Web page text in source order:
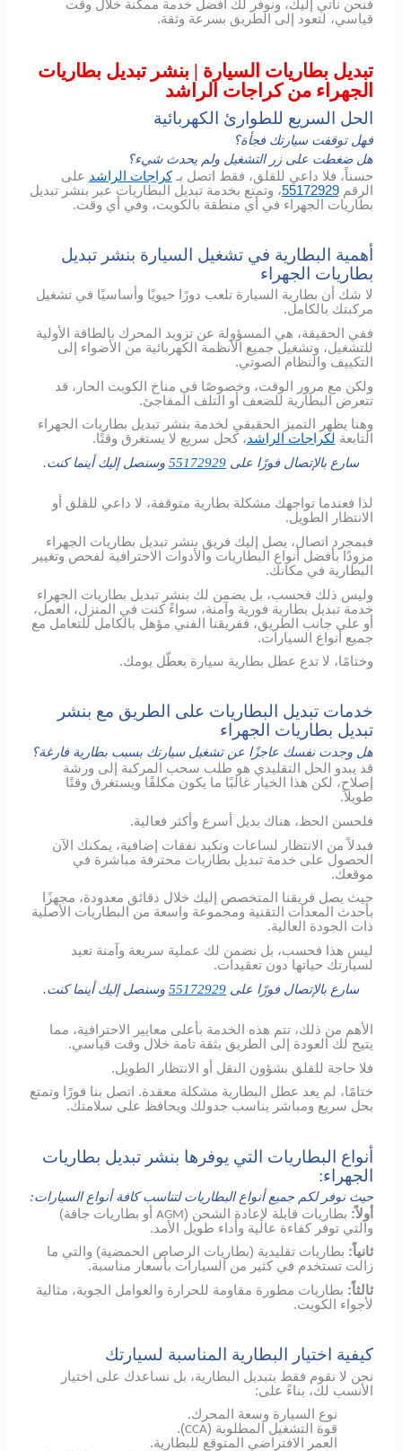
فنحن نأتي إليك، ونوفر لك أفضل خدمة ممكنة خلال وقت
قياسي، لتعود إلى الطريق بسرعة وثقة.
تبديل بطاريات السيارة | بنشر تبديل بطاريات
الجهراء من كراجات الراشد
الحل السريع للطوارئ الكهربائية
فهل توقفت سيارتك فجأة؟
هل ضغطت على زر التشغيل ولم يحدث شيء؟
حسناً، فلا داعي للقلق، فقط اتصل بـكراجات الراشد على
الرقم55172929، وتمتع بخدمة تبديل البطاريات عبر بنشر تبديل
بطاريات الجهراء في أي منطقة بالكويت، وفي أي وقت.
أهمية البطارية في تشغيل السيارة بنشر تبديل
بطاريات الجهراء
لا شك أن بطارية السيارة تلعب دورًا حيويًا وأساسيًا في تشغيل
مركبتك بالكامل.
ففي الحقيقة، هي المسؤولة عن تزويد المحرك بالطاقة الأولية
للتشغيل، وتشغيل جميع الأنظمة الكهربائية من الأضواء إلى
التكييف والنظام الصوتي.
ولكن مع مرور الوقت، وخصوصًا في مناخ الكويت الحار، قد
تتعرض البطارية للضعف أو التلف المفاجئ.
وهنا يظهر التميز الحقيقي لخدمة بنشر تبديل بطاريات الجهراء
التابعة لكراجات الراشد، كحل سريع لا يستغرق وقتًا.
سارع بالإتصال فورًا على 55172929 وسنصل إليك أينما كنت.
لذا فعندما تواجهك مشكلة بطارية متوقفة، لا داعي للقلق أو
الانتظار الطويل.
فبمجرد اتصال، يصل إليك فريق بنشر تبديل بطاريات الجهراء
مزودًا بأفضل أنواع البطاريات والأدوات الاحترافية لفحص وتغيير
البطارية في مكانك.
وليس ذلك فحسب، بل يضمن لك بنشر تبديل بطاريات الجهراء
خدمة تبديل بطارية فورية وآمنة، سواءً كنت في المنزل، العمل،
أو على جانب الطريق، ففريقنا الفني مؤهل بالكامل للتعامل مع
جميع أنواع السيارات.
وختامًا، لا تدع عطل بطارية سيارة يعطّل يومك.
خدمات تبديل البطاريات على الطريق مع بنشر
تبديل بطاريات الجهراء
هل وجدت نفسك عاجزًا عن تشغيل سيارتك بسبب بطارية فارغة؟
قد يبدو الحل التقليدي هو طلب سحب المركبة إلى ورشة
إصلاح، لكن هذا الخيار غالبًا ما يكون مكلفًا ويستغرق وقتًا
طويلاً.
فلحسن الحظ، هناك بديل أسرع وأكثر فعالية.
فبدلاً من الانتظار لساعات وتكبد نفقات إضافية، يمكنك الآن
الحصول على خدمة تبديل بطاريات محترفة مباشرة في
موقعك.
حيث يصل فريقنا المتخصص إليك خلال دقائق معدودة، مجهزًا
بأحدث المعدات التقنية ومجموعة واسعة من البطاريات الأصلية
ذات الجودة العالية.
ليس هذا فحسب، بل نضمن لك عملية سريعة وآمنة تعيد
لسيارتك حياتها دون تعقيدات.
سارع بالإتصال فورًا على 55172929 وسنصل إليك أينما كنت.
الأهم من ذلك، تتم هذه الخدمة بأعلى معايير الاحترافية، مما
يتيح لك العودة إلى الطريق بثقة تامة خلال وقت قياسي.
فلا حاجة للقلق بشؤون النقل أو الانتظار الطويل.
ختامًا، لم يعد عطل البطارية مشكلة معقدة. اتصل بنا فورًا وتمتع
بحل سريع ومباشر يناسب جدولك ويحافظ على سلامتك.
أنواع البطاريات التي يوفرها بنشر تبديل بطاريات
الجهراء:
حيث نوفر لكم جميع أنواع البطاريات لتناسب كافة أنواع السيارات:
أولاً: بطاريات قابلة لإعادة الشحن (AGM أو بطاريات جافة)
والتي توفر كفاءة عالية وأداء طويل الأمد.
ثانياً: بطاريات تقليدية (بطاريات الرصاص الحمضية) والتي ما
زالت تستخدم في كثير من السيارات بأسعار مناسبة.
ثالثاً: بطاريات مطورة مقاومة للحرارة والعوامل الجوية، مثالية
لأجواء الكويت.
كيفية اختيار البطارية المناسبة لسيارتك
نحن لا نقوم فقط بتبديل البطارية، بل نساعدك على اختيار
الأنسب لك، بناءً على:
نوع السيارة وسعة المحرك.
قوة التشغيل المطلوبة (CCA
).
العمر الافتراضي المتوقع للبطارية.